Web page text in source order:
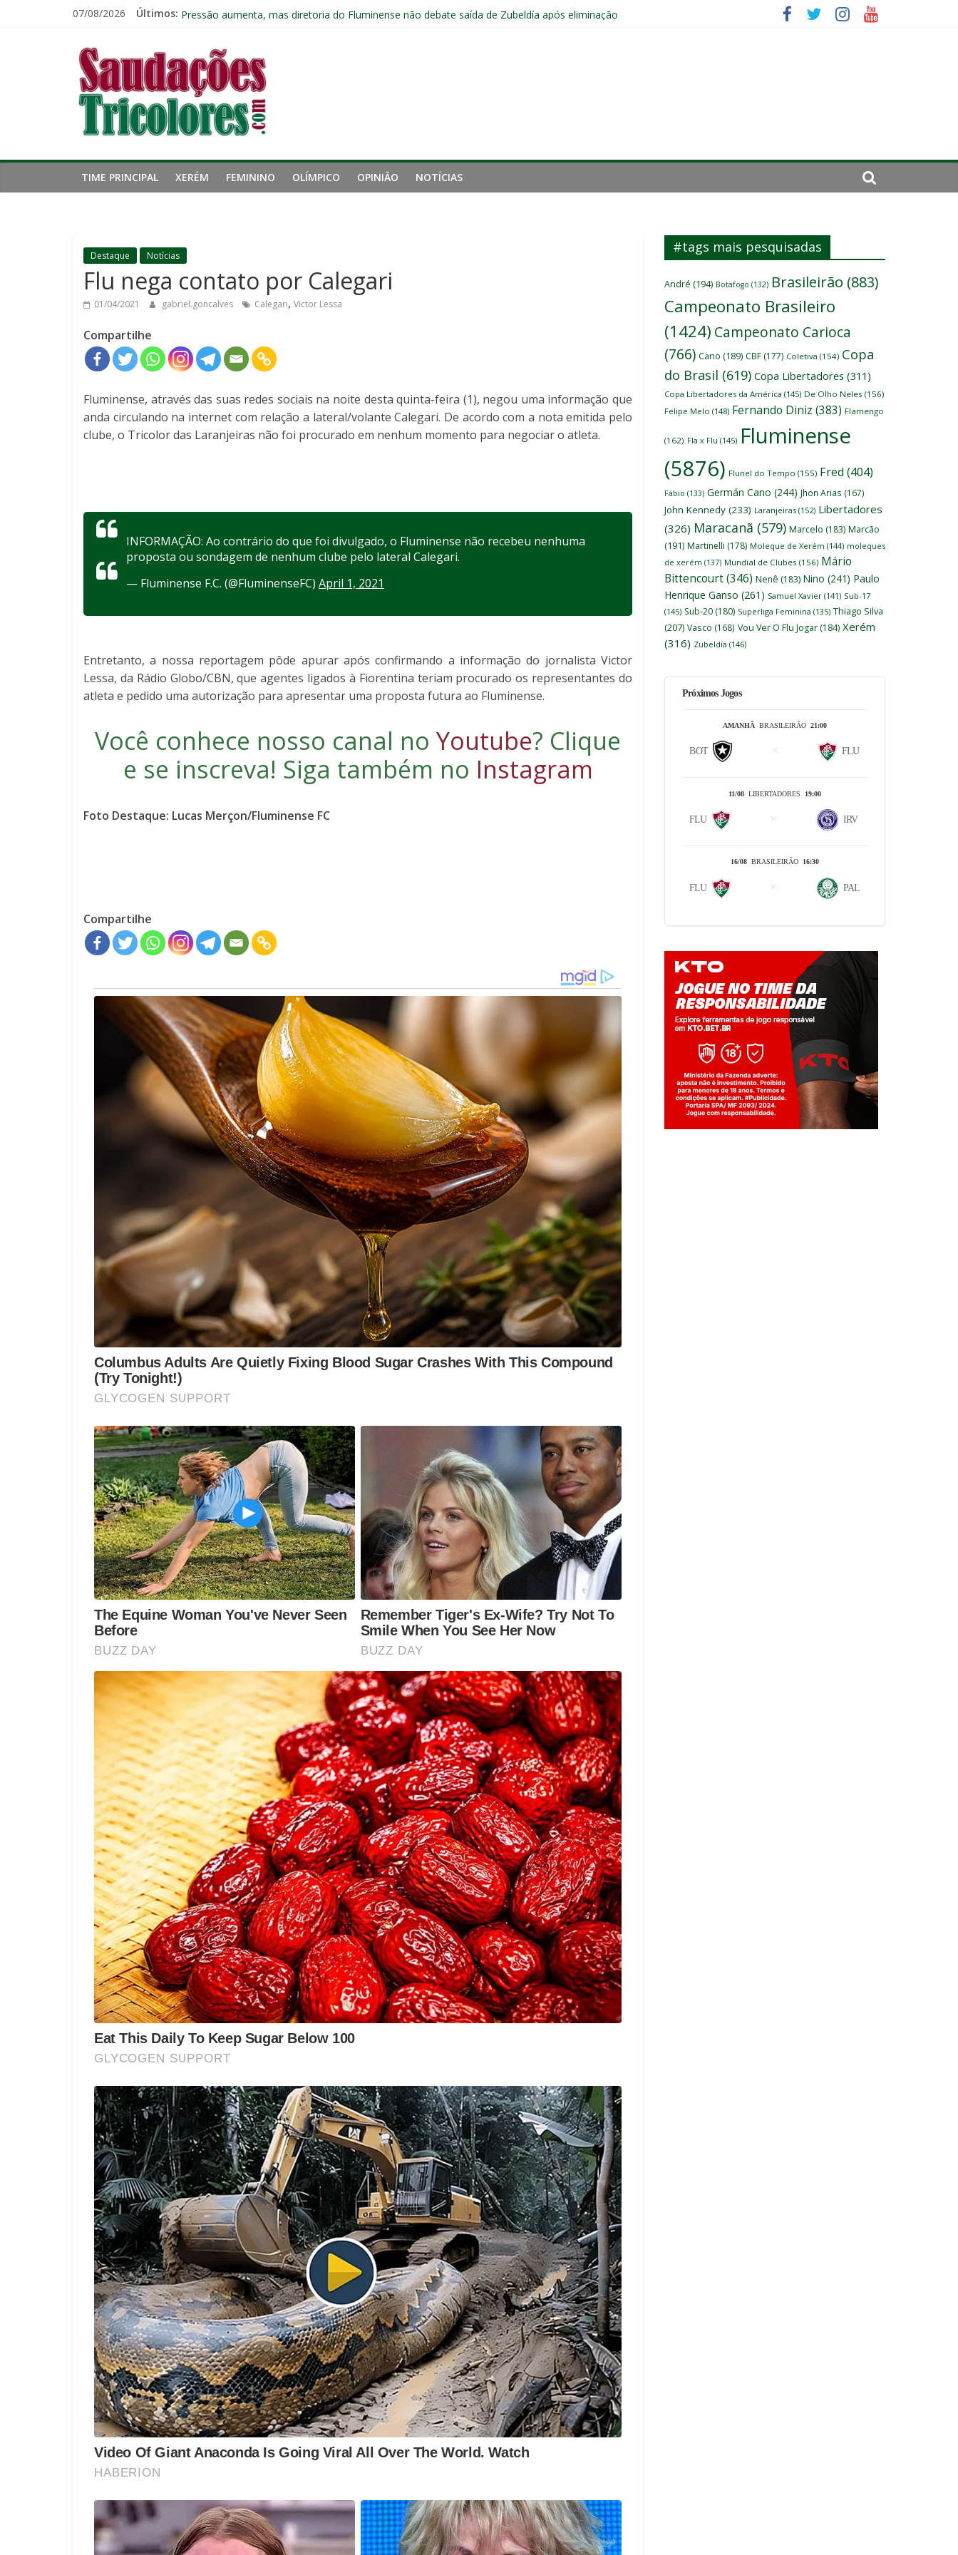
07/08/2026 Últimos: Fluminense chega a seis jogos sem vencer após eliminação para o Vasco
Eliminação para o Vasco amplia jejum do Fluminense para seis jogos, a pior sequência desde a crise de 2024
Reféns da própria inércia: A manutenção de Zubeldía e o risco de jogar o ano do Flu no lixo
Saudações
Tricolores
TIME PRINCIPAL XERÉM FEMININO OLÍMPICO OPINIÃO NOTÍCIAS
Destaque Notícias
Flu nega contato por Calegari
01/04/2021 gabriel.goncalves Calegari, Victor Lessa
Compartilhe
Fluminense, através das suas redes sociais na noite desta quinta-feira (1), negou uma informação que
anda circulando na internet com relação a lateral/volante Calegari. De acordo com a nota emitida pelo
clube, o Tricolor das Laranjeiras não foi procurado em nenhum momento para negociar o atleta.
INFORMAÇÃO: Ao contrário do que foi divulgado, o Fluminense não recebeu nenhuma
proposta ou sondagem de nenhum clube pelo lateral Calegari.
— Fluminense F.C. (@FluminenseFC) April 1, 2021
Entretanto, a nossa reportagem pôde apurar após confirmando a informação do jornalista Victor
Lessa, da Rádio Globo/CBN, que agentes ligados à Fiorentina teriam procurado os representantes do
atleta e pedido uma autorização para apresentar uma proposta futura ao Fluminense.
Você conhece nosso canal no Youtube? Clique
e se inscreva! Siga também no Instagram
Foto Destaque: Lucas Merçon/Fluminense FC
Compartilhe
#tags mais pesquisadas
André (194) Botafogo (132) Brasileirão (883)
Campeonato Brasileiro
(1424) Campeonato Carioca
(766) Cano (189) CBF (177) Coletiva (154) Copa
do Brasil (619) Copa Libertadores (311)
Copa Libertadores da América (145) De Olho Neles (156)
Felipe Melo (148) Fernando Diniz (383) Flamengo
(162) Fla x Flu (145) Fluminense
(5876) Flunel do Tempo (155) Fred (404)
Fábio (133) Germán Cano (244) Jhon Arias (167)
John Kennedy (233) Laranjeiras (152) Libertadores
(326) Maracanã (579) Marcelo (183) Marcão
(191) Martinelli (178) Moleque de Xerém (144) moleques
de xerém (137) Mundial de Clubes (156) Mário
Bittencourt(346) Nenê (183) Nino (241) Paulo
Henrique Ganso (261) Samuel Xavier (141) Sub-17
(145) Sub-20 (180) Superliga Feminina (135) Thiago Silva
(207) Vasco (168) Vou Ver O Flu Jogar (184) Xerém
(316) Zubeldía (146)
Próximos Jogos
AMANHÃ BRASILEIRÃO 21:00
BOT FLU
11/08 LIBERTADORES 19:00
FLU IRV
16/08 BRASILEIRÃO 16:30
FLU PAL
Jogue com responsabilidade. 18+